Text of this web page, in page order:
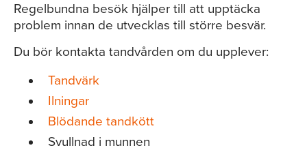
Regelbundna besök hjälper till att upptäcka
problem innan de utvecklas till större besvär.
Du bör kontakta tandvården om du upplever:
Tandvärk
Ilningar
Blödande tandkött
Svullnad i munnen